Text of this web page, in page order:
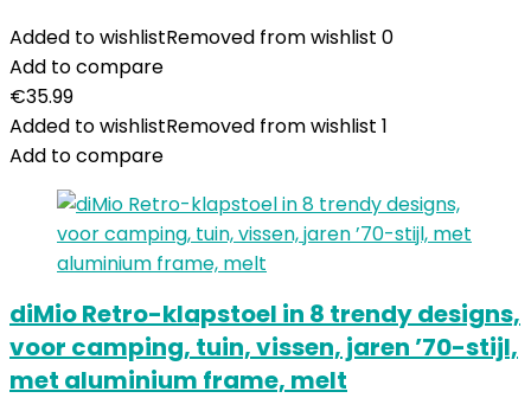
Added to wishlistRemoved from wishlist 0
Add to compare
€35.99
Added to wishlistRemoved from wishlist 1
Add to compare
diMio Retro-klapstoel in 8 trendy designs,
voor camping, tuin, vissen, jaren ’70-stijl,
met aluminium frame, melt